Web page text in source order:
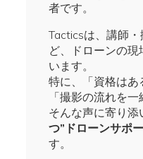
者です。
Tacticsは、講師
ど、ドローンの
います。
特に、「資格はあ
「撮影の流れを
そんな声に寄り添
つ”ドローンサポ
す。